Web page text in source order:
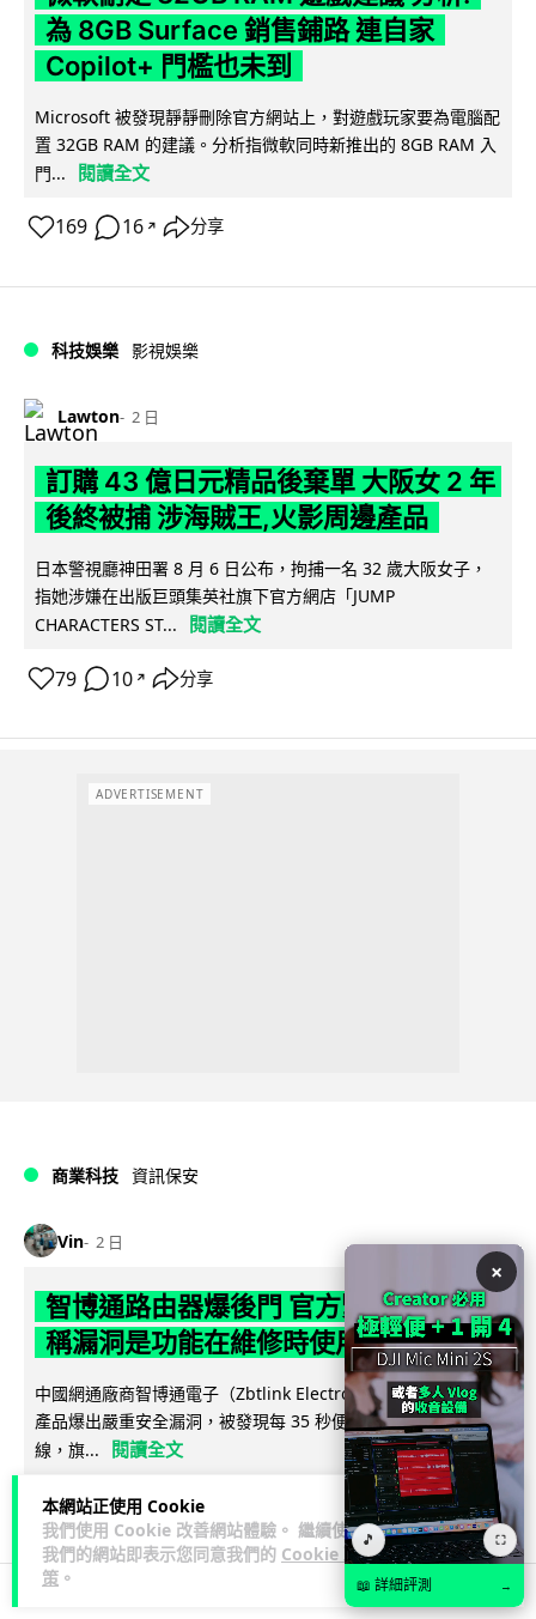
本網站正使用 Cookie
我們使用 Cookie 改善網站體驗。 繼續使用
我們的網站即表示您同意我們的 Cookie 政
策 。
為 8GB Surface 銷售鋪路 連自家
Copilot+ 門檻也未到
Microsoft 被發現靜靜刪除官方網站上，對遊戲玩家要為電腦配
置 32GB RAM 的建議。分析指微軟同時新推出的 8GB RAM 入
門...
閱讀全文
169 16 ↗ 分享
科技娛樂 影視娛樂
Lawton 2 日
訂購 43 億日元精品後棄單 大阪女 2 年
後終被捕 涉海賊王,火影周邊產品
日本警視廳神田署 8 月 6 日公布，拘捕一名 32 歲大阪女子，
指她涉嫌在出版巨頭集英社旗下官方網店「JUMP
CHARACTERS ST...
閱讀全文
79 10 ↗ 分享
ADVERTISEMENT
商業科技 資訊保安
Vin 2 日
智博通路由器爆後門 官方緊急下架止血
稱漏洞是功能在維修時使用
中國網通廠商智博通電子（Zbtlink Electronics）旗下的路由器
產品爆出嚴重安全漏洞，被發現每 35 秒便會與中國伺服器連
線，旗...
閱讀全文
374 84 ↗ 分享
×
🎵 ⛶
📖 詳細評測 →